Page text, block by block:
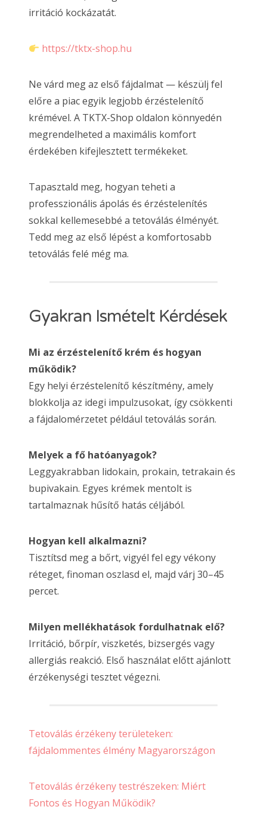
irritáció kockázatát.
https://tktx-shop.hu
Ne várd meg az első fájdalmat — készülj fel
előre a piac egyik legjobb érzéstelenítő
krémével. A TKTX-Shop oldalon könnyedén
megrendelheted a maximális komfort
érdekében kifejlesztett termékeket.
Tapasztald meg, hogyan teheti a
professzionális ápolás és érzéstelenítés
sokkal kellemesebbé a tetoválás élményét.
Tedd meg az első lépést a komfortosabb
tetoválás felé még ma.
Gyakran Ismételt Kérdések
Mi az érzéstelenítő krém és hogyan
működik?
Egy helyi érzéstelenítő készítmény, amely
blokkolja az idegi impulzusokat, így csökkenti
a fájdalomérzetet például tetoválás során.
Melyek a fő hatóanyagok?
Leggyakrabban lidokain, prokain, tetrakain és
bupivakain. Egyes krémek mentolt is
tartalmaznak hűsítő hatás céljából.
Hogyan kell alkalmazni?
Tisztítsd meg a bőrt, vigyél fel egy vékony
réteget, finoman oszlasd el, majd várj 30–45
percet.
Milyen mellékhatások fordulhatnak elő?
Irritáció, bőrpír, viszketés, bizsergés vagy
allergiás reakció. Első használat előtt ajánlott
érzékenységi tesztet végezni.
Tetoválás érzékeny területeken:
fájdalommentes élmény Magyarországon
Tetoválás érzékeny testrészeken: Miért
Fontos és Hogyan Működik?